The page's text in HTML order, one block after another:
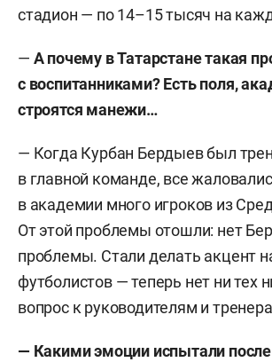
стадион — по 14–15 тысяч на
— А почему в Татарстане такая
с воспитанниками? Есть поля,
строятся манежи…
— Когда Курбан Бердыев был
в главной команде, все
в академии много игроков из
От этой проблемы отошли: нет
проблемы. Стали делать акцент
футболистов — теперь нет ни тех
вопрос к руководителям и
— Какими эмоции испытали